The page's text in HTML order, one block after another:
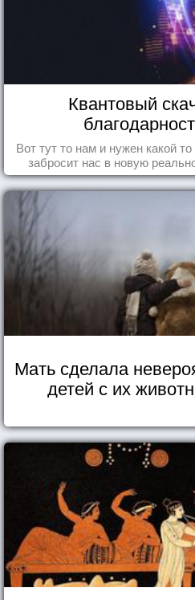
Квантовый
Вот тут то нам и нужен какой
забросит нас в новую
Мать сделала
детей с их